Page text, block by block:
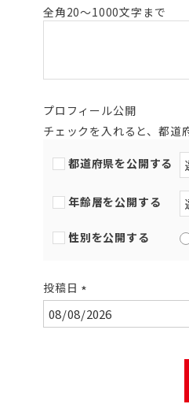
(必
全角20～1000文字まで
プロフィール公開
チェックを入れると、都道
都道府県を公開する
年齢層を公開する
性別を公開する
投稿日
(必
須)